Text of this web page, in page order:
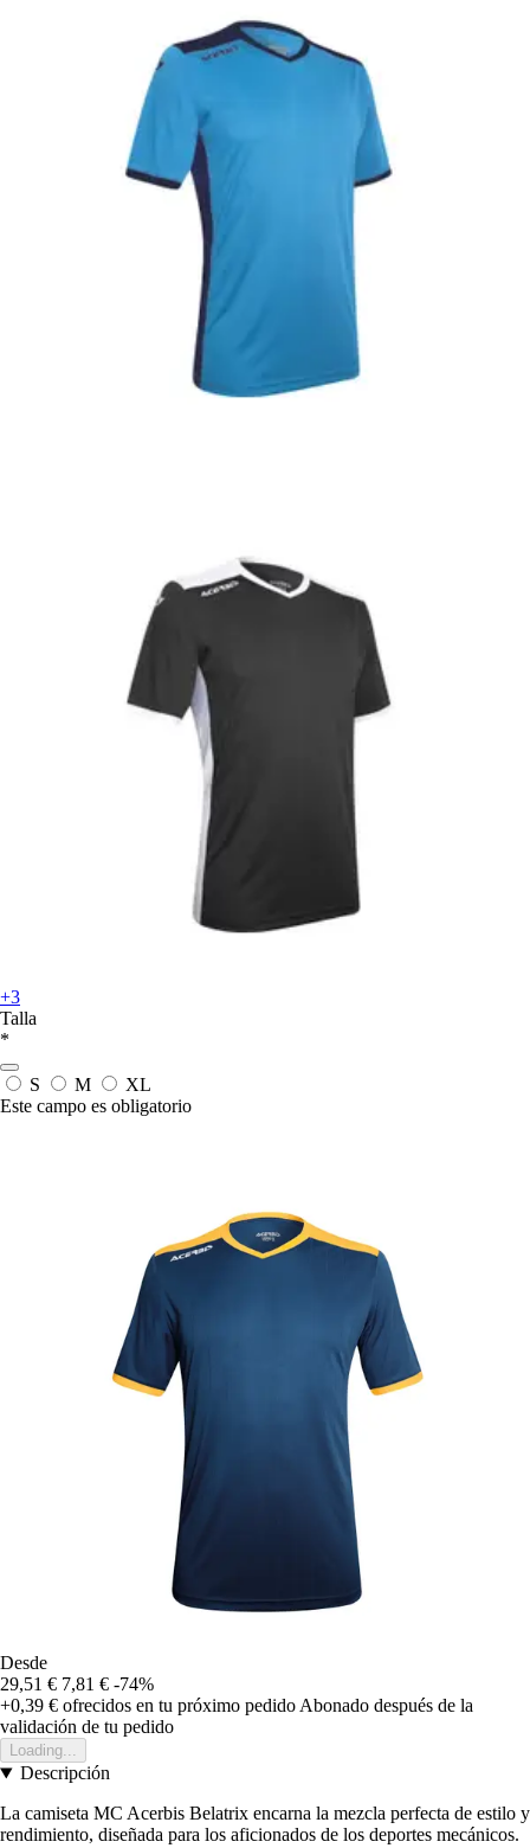
+3
Talla
*
S M
XL
Este campo es obligatorio
Desde
29,51 € 7,81 € -74%
+0,39 € ofrecidos en tu próximo pedido Abonado después de la
validación de tu pedido
Loading...
Descripción
La camiseta MC Acerbis Belatrix encarna la mezcla perfecta de estilo y
rendimiento, diseñada para los aficionados de los deportes mecánicos.